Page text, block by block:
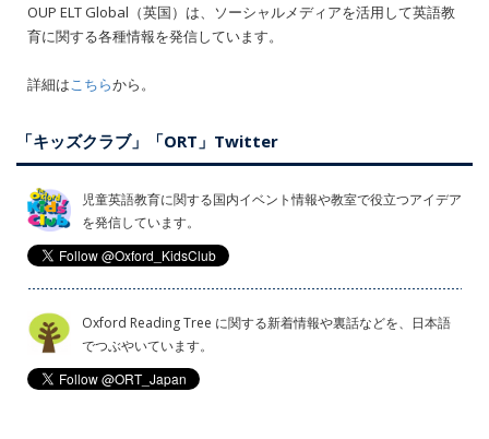
OUP ELT Global（英国）は、ソーシャルメディアを活用して英語教
育に関する各種情報を発信しています。
詳細はこちらから。
「キッズクラブ」「ORT」Twitter
児童英語教育に関する国内イベント情報や教室で役立つアイデア
を発信しています。
Oxford Reading Tree に関する新着情報や裏話などを、日本語
でつぶやいています。